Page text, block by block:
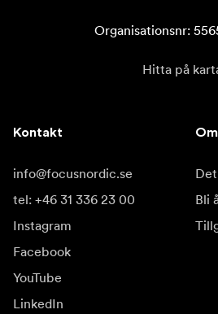
Organisationsnr:
Hitta på
Kontakt
info@focusnordic.se
tel: +46 31 336 23 00
Instagram
Facebook
YouTube
LinkedIn
Bli